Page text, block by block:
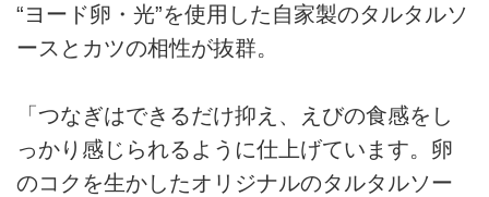
“ヨード卵・光”を使用した自家製のタルタルソ
ースとカツの相性が抜群。
「つなぎはできるだけ抑え、えびの食感をし
っかり感じられるように仕上げています。卵
のコクを生かしたオリジナルのタルタルソー